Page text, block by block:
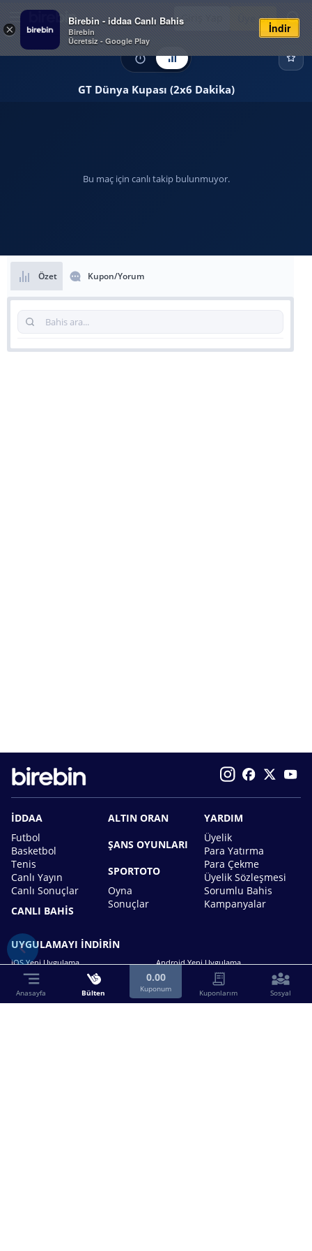
×
Birebin - iddaa Canlı Bahis
Birebin
Ücretsiz - Google Play
İndir
Giriş Yap Üye Ol
GT Dünya Kupası (2x6 Dakika)
Bu maç için canlı takip bulunmuyor.
Özet Kupon/Yorum
İDDAA
Futbol
Basketbol
Tenis
Canlı Yayın
Canlı Sonuçlar
CANLI BAHİS
ALTIN ORAN
ŞANS OYUNLARI
SPORTOTO
Oyna
Sonuçlar
YARDIM
Üyelik
Para Yatırma
Para Çekme
Üyelik Sözleşmesi
Sorumlu Bahis
Kampanyalar
UYGULAMAYI İNDİRİN
iOS Yeni Uygulama Android Yeni Uygulama
Anasayfa Bülten
0.00
Kuponum Kuponlarım Sosyal